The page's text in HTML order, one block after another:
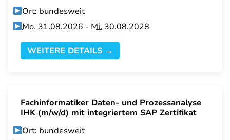
Ort: bundesweit
Mo. 31.08.2026 -Mi. 30.08.2028
WEITERE DETAILS →
Fachinformatiker Daten- und Prozessanalyse
IHK (m/w/d) mit integriertem SAP Zertifikat
Ort: bundesweit